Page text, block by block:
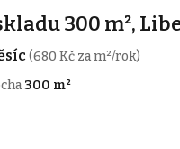
300 m²,
(680 Kč za m²/rok)
300 m²